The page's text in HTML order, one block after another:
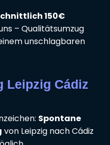
150€
– Qualitätsumzug
unschlagbaren
Leipzig Cádiz
Spontane
von Leipzig nach Cádiz